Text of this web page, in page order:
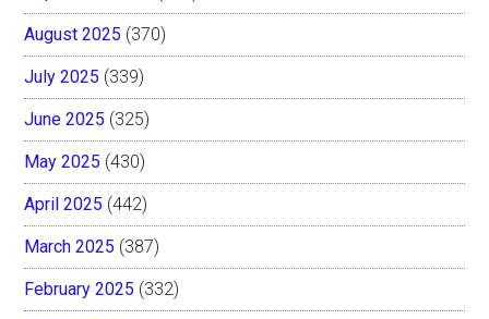
August 2025 (370)
July 2025 (339)
June 2025 (325)
May 2025 (430)
April 2025 (442)
March 2025 (387)
February 2025 (332)